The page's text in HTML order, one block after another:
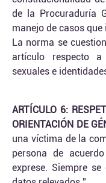
de la Procuraduría
manejo de casos
La norma se
artículo respecto
sexuales e
ARTÍCULO 6:
ORIENTACIÓN DE
una víctima de la
persona de
exprese. Siempre